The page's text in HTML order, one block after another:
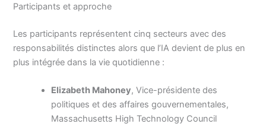
Participants et approche
Les participants représentent cinq secteurs avec des
responsabilités distinctes alors que l’IA devient de plus en
plus intégrée dans la vie quotidienne :
Elizabeth Mahoney, Vice-présidente des
politiques et des affaires gouvernementales,
Massachusetts High Technology Council